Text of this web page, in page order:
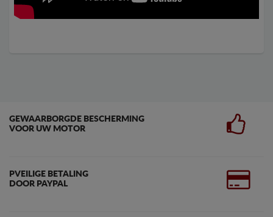
GEWAARBORGDE BESCHERMING
VOOR UW MOTOR
PVEILIGE BETALING
DOOR PAYPAL